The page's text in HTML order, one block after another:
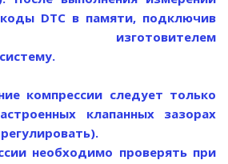
DTC в памяти, подключив
изготовителем
компрессии следует только
клапанных зазорах
необходимо проверять при